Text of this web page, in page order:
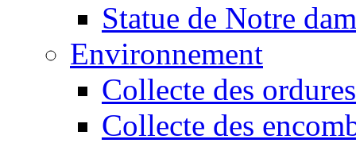
Statue de Notre
Environnement
Collecte des ordures
Collecte des